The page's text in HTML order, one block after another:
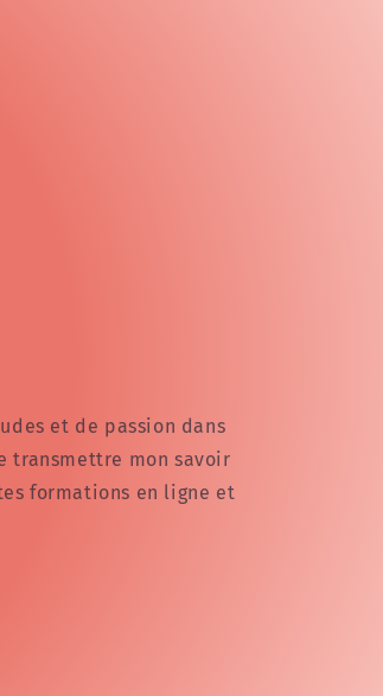
et de passion dans
transmettre mon savoir
formations en ligne et